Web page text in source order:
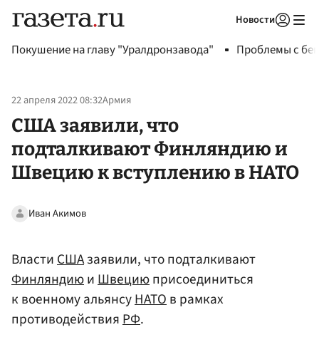
Новости
Покушение на главу "Уралдронзавода" Проблемы с
22 апреля 2022 08:32Армия
США заявили, что
подталкивают Финляндию и
Швецию к вступлению в НАТО
Иван Акимов
ВластиСШАзаявили, что подталкивают
ФинляндиюиШвециюприсоединиться
к военному альянсуНАТОв рамках
противодействияРФ.